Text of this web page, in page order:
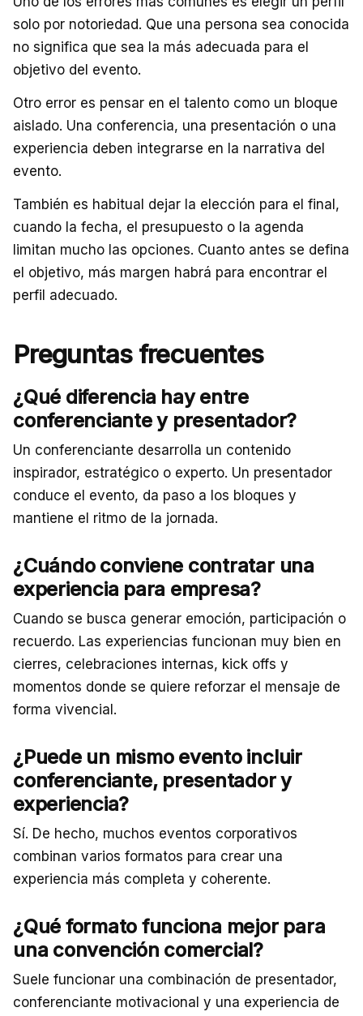
solo por notoriedad. Que una persona sea conocida
no significa que sea la más adecuada para el
objetivo del evento.
Otro error es pensar en el talento como un bloque
aislado. Una conferencia, una presentación o una
experiencia deben integrarse en la narrativa del
evento.
También es habitual dejar la elección para el final,
cuando la fecha, el presupuesto o la agenda
limitan mucho las opciones. Cuanto antes se defina
el objetivo, más margen habrá para encontrar el
perfil adecuado.
Preguntas frecuentes
¿Qué diferencia hay entre
conferenciante y presentador?
Un conferenciante desarrolla un contenido
inspirador, estratégico o experto. Un presentador
conduce el evento, da paso a los bloques y
mantiene el ritmo de la jornada.
¿Cuándo conviene contratar una
experiencia para empresa?
Cuando se busca generar emoción, participación o
recuerdo. Las experiencias funcionan muy bien en
cierres, celebraciones internas, kick offs y
momentos donde se quiere reforzar el mensaje de
forma vivencial.
¿Puede un mismo evento incluir
conferenciante, presentador y
experiencia?
Sí. De hecho, muchos eventos corporativos
combinan varios formatos para crear una
experiencia más completa y coherente.
¿Qué formato funciona mejor para
una convención comercial?
Suele funcionar una combinación de presentador,
conferenciante motivacional y una experiencia de